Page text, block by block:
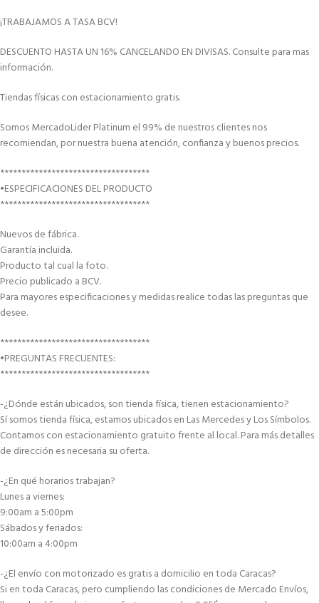
¡TRABAJAMOS A TASA BCV!
DESCUENTO HASTA UN 16% CANCELANDO EN DIVISAS. Consulte para mas
información.
Tiendas físicas con estacionamiento gratis.
Somos MercadoLider Platinum el 99% de nuestros clientes nos
recomiendan, por nuestra buena atención, confianza y buenos precios.
***********************************
•ESPECIFICACIONES DEL PRODUCTO
***********************************
Nuevos de fábrica.
Garantía incluida.
Producto tal cual la foto.
Precio publicado a BCV.
Para mayores especificaciones y medidas realice todas las preguntas que
desee.
***********************************
•PREGUNTAS FRECUENTES:
***********************************
-¿Dónde están ubicados, son tienda física, tienen estacionamiento?
Sí somos tienda física, estamos ubicados en Las Mercedes y Los Símbolos.
Contamos con estacionamiento gratuito frente al local. Para más detalles
de dirección es necesaria su oferta.
-¿En qué horarios trabajan?
Lunes a viernes:
9:00am a 5:00pm
Sábados y feriados:
10:00am a 4:00pm
-¿El envío con motorizado es gratis a domicilio en toda Caracas?
Si en toda Caracas, pero cumpliendo las condiciones de Mercado Envíos,